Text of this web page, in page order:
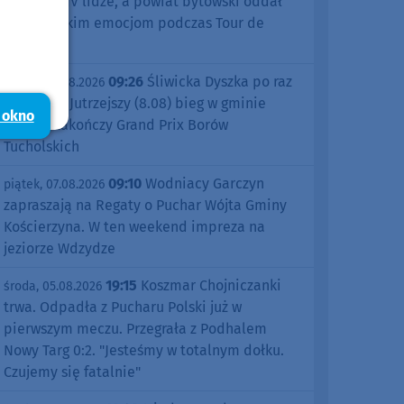
się kolarskim emocjom podczas Tour de
piątek, 07.08.2026 09:26 Śliwicka Dyszka po raz
dziesiąty. Jutrzejszy (8.08) bieg w gminie
Śliwice zakończy Grand Prix Borów
Tucholskich
piątek, 07.08.2026 09:10 Wodniacy Garczyn
zapraszają na Regaty o Puchar Wójta Gminy
Kościerzyna. W ten weekend impreza na
jeziorze Wdzydze
środa, 05.08.2026 19:15 Koszmar Chojniczanki
trwa. Odpadła z Pucharu Polski już w
pierwszym meczu. Przegrała z Podhalem
Nowy Targ 0:2. "Jesteśmy w totalnym dołku.
Czujemy się fatalnie"